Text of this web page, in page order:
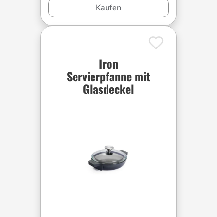
Kaufen
Iron
Servierpfanne mit
Glasdeckel